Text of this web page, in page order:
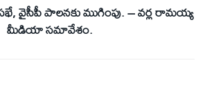
వైసీపీ పాలనకు ముగింపు. – వర్ల రామయ్య
మీడియా సమావేశం.